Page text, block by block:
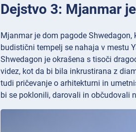
Dejstvo 3: Mjanmar
Mjanmar je dom pagode
budistični tempelj se nahaja v mestu
Shwedagon je okrašena s tisoči
videz, kot da bi bila inkrustirana z
tudi pričevanje o arhitekturni in
bi se poklonili, darovali in občudovali